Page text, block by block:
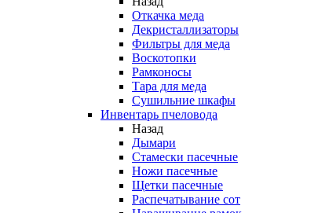
Откачка меда
Декристаллизаторы
Фильтры для меда
Воскотопки
Рамконосы
Тара для меда
Сушильние шкафы
Инвентарь пчеловода
Назад
Дымари
Стамески пасечные
Ножи пасечные
Щетки пасечные
Распечатывание сот